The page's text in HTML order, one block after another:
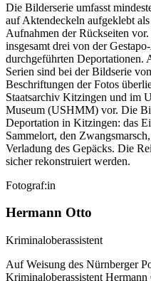
Die Bilderserie umfasst
auf Aktendeckeln aufgeklebt
Aufnahmen der Rückseiten
insgesamt drei von der
durchgeführten Deportationen.
Serien sind bei der Bildserie
Beschriftungen der Fotos
Staatsarchiv Kitzingen und im
Museum (USHMM) vor. Die
Deportation in Kitzingen: das
Sammelort, den
Verladung des Gepäcks. Die
sicher rekonstruiert werden.
Fotograf:in
Hermann Otto
Kriminaloberassistent
Auf Weisung des Nürnberger
Kriminaloberassistent